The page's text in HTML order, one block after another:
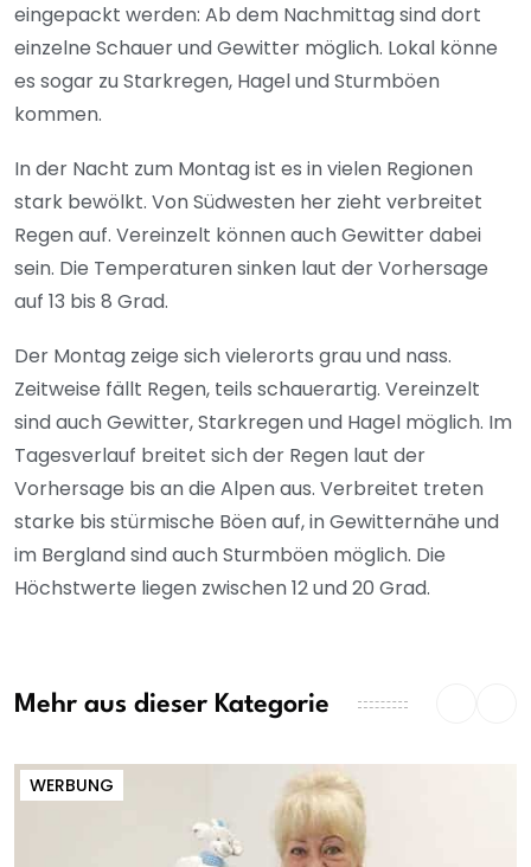
eingepackt werden: Ab dem Nachmittag sind dort
einzelne Schauer und Gewitter möglich. Lokal könne
es sogar zu Starkregen, Hagel und Sturmböen
kommen.
In der Nacht zum Montag ist es in vielen Regionen
stark bewölkt. Von Südwesten her zieht verbreitet
Regen auf. Vereinzelt können auch Gewitter dabei
sein. Die Temperaturen sinken laut der Vorhersage
auf 13 bis 8 Grad.
Der Montag zeige sich vielerorts grau und nass.
Zeitweise fällt Regen, teils schauerartig. Vereinzelt
sind auch Gewitter, Starkregen und Hagel möglich. Im
Tagesverlauf breitet sich der Regen laut der
Vorhersage bis an die Alpen aus. Verbreitet treten
starke bis stürmische Böen auf, in Gewitternähe und
im Bergland sind auch Sturmböen möglich. Die
Höchstwerte liegen zwischen 12 und 20 Grad.
Mehr aus dieser Kategorie
WERBUNG